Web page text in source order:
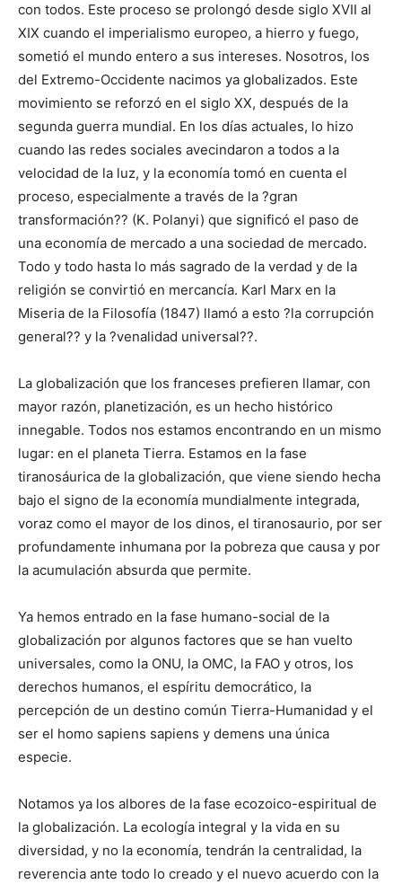
con todos. Este proceso se prolongó desde siglo XVII al
XIX cuando el imperialismo europeo, a hierro y fuego,
sometió el mundo entero a sus intereses. Nosotros, los
del Extremo-Occidente nacimos ya globalizados. Este
movimiento se reforzó en el siglo XX, después de la
segunda guerra mundial. En los días actuales, lo hizo
cuando las redes sociales avecindaron a todos a la
velocidad de la luz, y la economía tomó en cuenta el
proceso, especialmente a través de la ?gran
transformación?? (K. Polanyi) que significó el paso de
una economía de mercado a una sociedad de mercado.
Todo y todo hasta lo más sagrado de la verdad y de la
religión se convirtió en mercancía. Karl Marx en la
Miseria de la Filosofía (1847) llamó a esto ?la corrupción
general?? y la ?venalidad universal??.
La globalización que los franceses prefieren llamar, con
mayor razón, planetización, es un hecho histórico
innegable. Todos nos estamos encontrando en un mismo
lugar: en el planeta Tierra. Estamos en la fase
tiranosáurica de la globalización, que viene siendo hecha
bajo el signo de la economía mundialmente integrada,
voraz como el mayor de los dinos, el tiranosaurio, por ser
profundamente inhumana por la pobreza que causa y por
la acumulación absurda que permite.
Ya hemos entrado en la fase humano-social de la
globalización por algunos factores que se han vuelto
universales, como la ONU, la OMC, la FAO y otros, los
derechos humanos, el espíritu democrático, la
percepción de un destino común Tierra-Humanidad y el
ser el homo sapiens sapiens y demens una única
especie.
Notamos ya los albores de la fase ecozoico-espiritual de
la globalización. La ecología integral y la vida en su
diversidad, y no la economía, tendrán la centralidad, la
reverencia ante todo lo creado y el nuevo acuerdo con la